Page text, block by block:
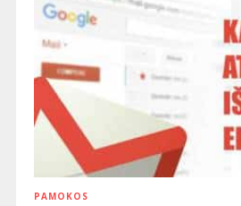
PAMOKOS